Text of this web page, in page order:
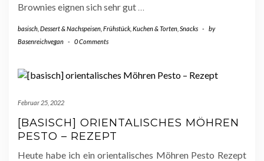
Brownies eignen sich sehr gut …
basisch Dessert & Nachspeisen Frühstück Kuchen & Torten Snacks -
by
Basenreichvegan - 0 Comments
Februar 25, 2022
[BASISCH] ORIENTALISCHES MÖHREN
PESTO – REZEPT
Heute habe ich ein orientalisches Möhren Pesto Rezept